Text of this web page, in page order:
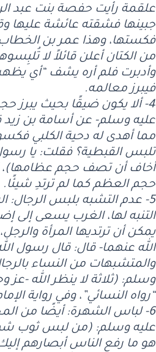
علقمة رأيت حفصة بنت عبد
جبينها فشقته عائشة عليها
فكستها، وهذا عمر بن
من الكتان أعلن قائلاً لا
وأدبرت فلم أره يشف “أي
فيبرز معالمه.
4- ألا يكون ضيقًا بحيث يبرز
عليه وسلم- عن أسامة بن زيد
مما أهدى له دحية الكلبي
تلبس القبطية؟ فقلت: يا
أخاف أن تصف حجم عظامها)،
حجم العظم كما لم ترتدِ شيئًا.
5- عدم التشبه بلبس
التنبه لها، الغرب يسعى إلى
يمكن أن ترتديها المرأة
الله عنهما- قال: قال رسول
والمتشبهات من النساء
وسلم: (ثلاثة لا ينظر الله -عز
“رواه النسائي”، وفي رواية
6- لباس الشهرة: أيضًا من
عليه وسلم: (من لبس ثوب شهرة
هو ما رفع الناس أبصارهم